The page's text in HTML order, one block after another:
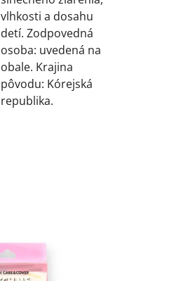
vlhkosti a dosahu
detí. Zodpovedná
osoba: uvedená na
obale. Krajina
pôvodu: Kórejská
republika.